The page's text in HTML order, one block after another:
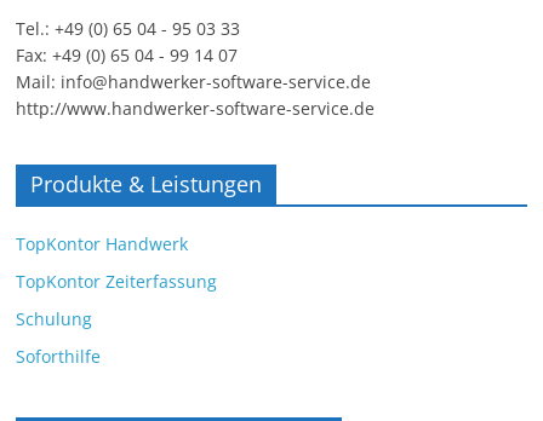
Tel.: +49 (0) 65 04 - 95 03 33
Fax: +49 (0) 65 04 - 99 14 07
Mail: info@handwerker-software-service.de
http://www.handwerker-software-service.de
Produkte & Leistungen
TopKontor Handwerk
TopKontor Zeiterfassung
Schulung
Soforthilfe